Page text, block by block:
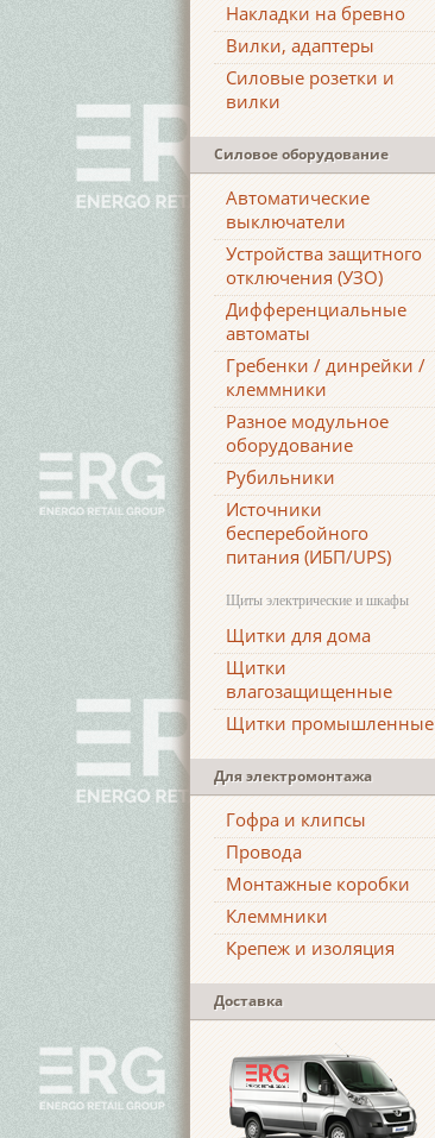
Накладки на бревно
Вилки, адаптеры
Силовые розетки и
вилки
Силовое оборудование
Автоматические
выключатели
Устройства защитного
отключения (УЗО)
Дифференциальные
автоматы
Гребенки / динрейки /
клеммники
Разное модульное
оборудование
Рубильники
Источники
бесперебойного
питания (ИБП/UPS)
Щиты электрические и шкафы
Щитки для дома
Щитки
влагозащищенные
Щитки промышленные
Для электромонтажа
Гофра и клипсы
Провода
Монтажные коробки
Клеммники
Крепеж и изоляция
Доставка